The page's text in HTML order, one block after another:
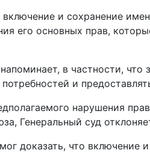
и сохранение
его основных прав,
в частности,
и
нарушения
Генеральный суд
доказать, что включение